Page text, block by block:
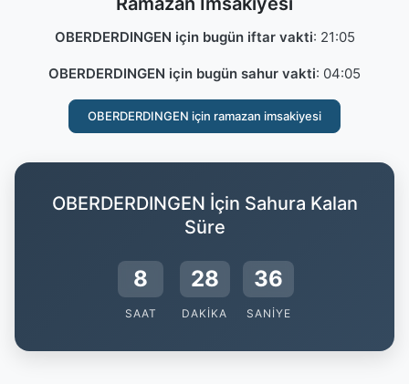
OBERDERDINGEN için bugün iftar vakti: 21:05
OBERDERDINGEN için bugün sahur vakti: 04:05
OBERDERDINGEN için ramazan imsakiyesi
OBERDERDINGEN İçin Sahura Kalan
Süre
8
SAAT
28
DAKIKA
35
SANIYE